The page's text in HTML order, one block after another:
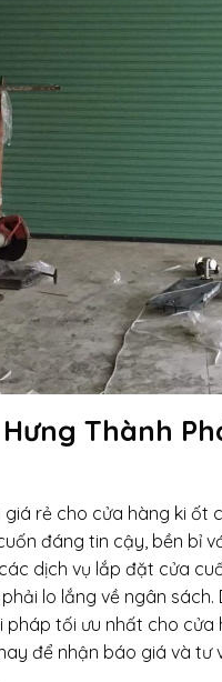
Thành
rẻ cho cửa hàng ki ốt
đáng tin cậy, bền bỉ
dịch vụ lắp đặt cửa
lo lắng về ngân
tối ưu nhất cho
để nhận báo giá và tư